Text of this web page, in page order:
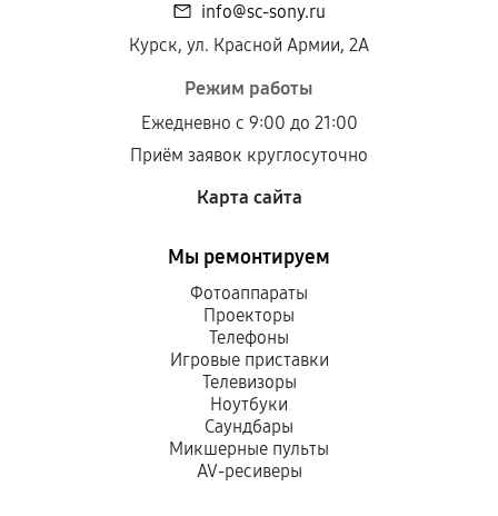
info@sc-sony.ru
Курск, ул. Красной Армии, 2А
Режим работы
Ежедневно с 9:00 до 21:00
Приём заявок круглосуточно
Карта сайта
Мы ремонтируем
Фотоаппараты
Проекторы
Телефоны
Игровые приставки
Телевизоры
Ноутбуки
Саундбары
Микшерные пульты
AV-ресиверы